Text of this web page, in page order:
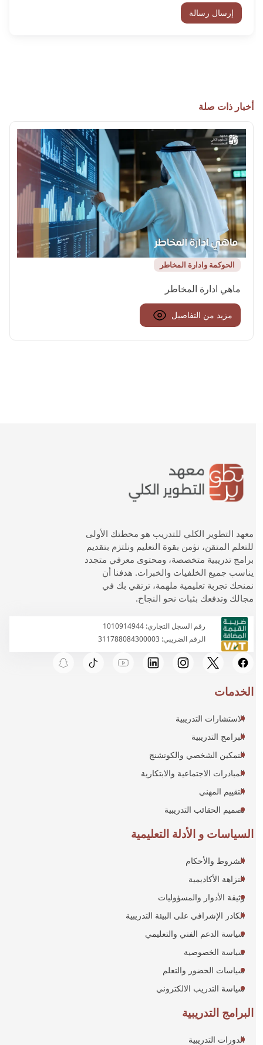
إرسال رسالة
أخبار ذات صلة
الحوكمة وادارة المخاطر
ماهي ادارة المخاطر
مزيد من التفاصيل
معهد التطوير الكلي للتدريب هو محطتك الأولى
للتعلم المتقن، نؤمن بقوة التعليم ونلتزم بتقديم
برامج تدريبية متخصصة، ومحتوى معرفي متجدد
يناسب جميع الخلفيات والخبرات. هدفنا أن
نمنحك تجربة تعليمية ملهمة، ترتقي بك في
مجالك وتدفعك بثبات نحو النجاح.
رقم السجل التجاري: 1010914944
الرقم الضريبي: 311788084300003
الخدمات
الاستشارات التدريبية
البرامج التدريبية
التمكين الشخصي والكوتشنج
المبادرات الاجتماعية والابتكارية
التقييم المهني
تصميم الحقائب التدريبية
السياسات و الأدلة التعليمية
الشروط والأحكام
النزاهة الأكاديمية
وثيقة الأدوار والمسؤوليات
الكادر الإشرافي على البيئة التدريبية
سياسة الدعم الفني والتعليمي
سياسة الخصوصية
سياسات الحضور والتعلم
سياسة التدريب الالكتروني
البرامج التدريبية
الدورات التدريبية